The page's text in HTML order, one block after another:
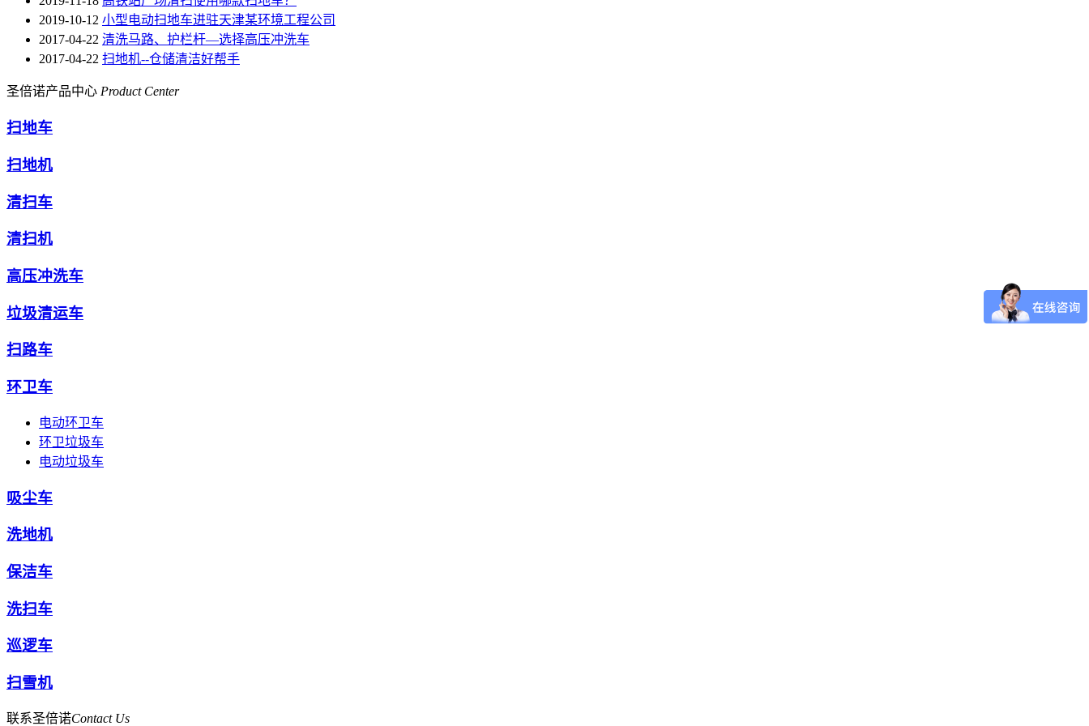
2019-10-12 小型电动扫地车进驻天津某环境工程公司
2017-04-22 清洗马路、护栏杆—选择高压冲洗车
2017-04-22 扫地机--仓储清洁好帮手
圣倍诺产品中心 Product Center
扫地车
扫地机
清扫车
清扫机
高压冲洗车
垃圾清运车
扫路车
环卫车
电动环卫车
环卫垃圾车
电动垃圾车
吸尘车
洗地机
保洁车
洗扫车
巡逻车
扫雪机
联系圣倍诺Contact Us